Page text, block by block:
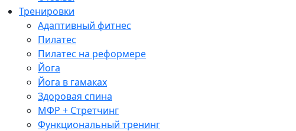
Тренировки
Адаптивный фитнес
Пилатес
Пилатес на реформере
Йога
Йога в гамаках
Здоровая спина
МФР + Стретчинг
Функциональный тренинг